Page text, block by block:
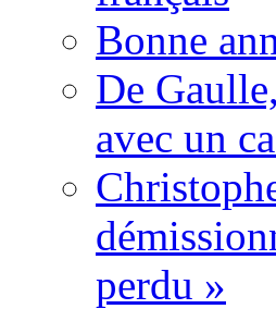
Bonne
De
avec un
perdu »